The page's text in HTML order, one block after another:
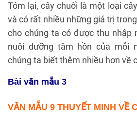
Tóm lại, cây chuối là một loại
và có rất nhiều những giá trị
cho chúng ta có được thu nhập
nuôi dưỡng tâm hồn của mỗi
chúng ta biết thêm nhiều hơn về
Bài văn mẫu 3
VĂN MẪU 9 THUYẾT MINH VỀ